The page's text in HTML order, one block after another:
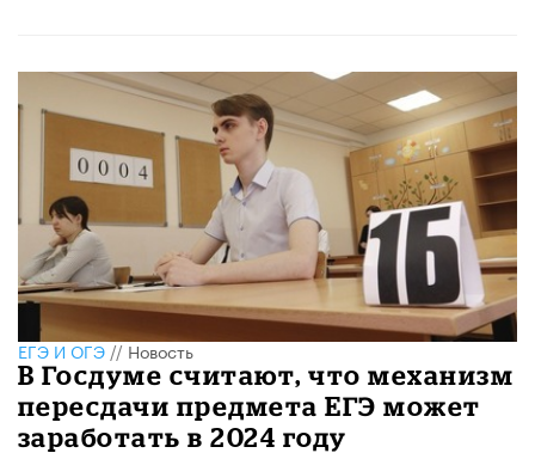
ЕГЭ И ОГЭ//Новость
В Госдуме считают, что механизм
пересдачи предмета ЕГЭ может
заработать в 2024 году